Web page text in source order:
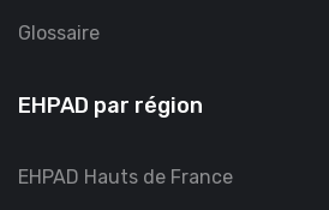
Glossaire
EHPAD par région
EHPAD Hauts de France